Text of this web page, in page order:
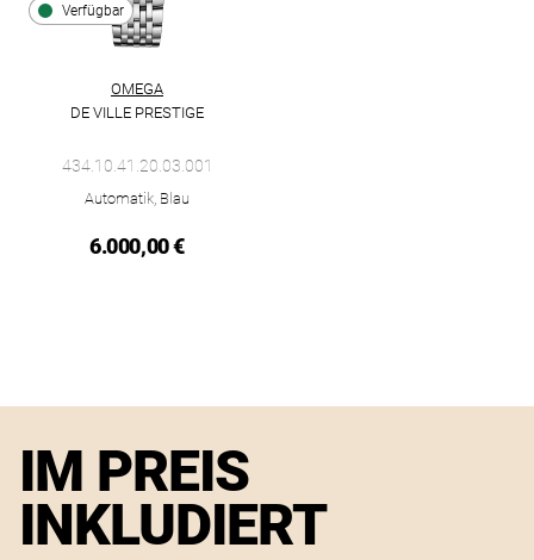
Verfügbar
OMEGA
DE VILLE PRESTIGE
434.10.41.20.03.001
Automatik, Blau
6.000,00 €
IM PREIS
INKLUDIERT